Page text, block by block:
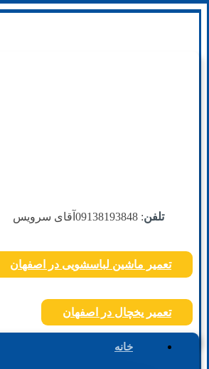
تلفن: 09138193848 آقای سرویس
تعمیر ماشین لباسشویی در اصفهان
تعمیر یخچال در اصفهان
خانه